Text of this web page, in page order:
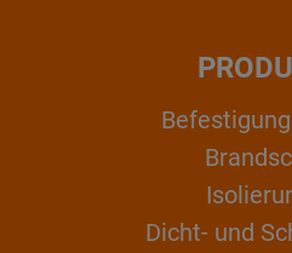
Dicht- und